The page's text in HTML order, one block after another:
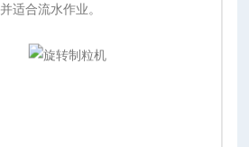
适合流水作业。